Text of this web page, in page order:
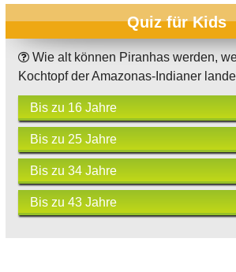
Quiz für Kids
Wie alt können Piranhas werden,
Kochtopf der Amazonas-Indianer
Bis zu 16 Jahre
Bis zu 25 Jahre
Bis zu 34 Jahre
Bis zu 43 Jahre